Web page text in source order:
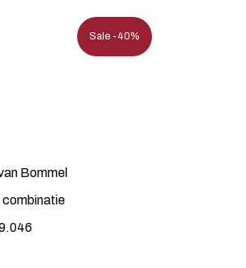
Sale -40%
Bommel
combinatie